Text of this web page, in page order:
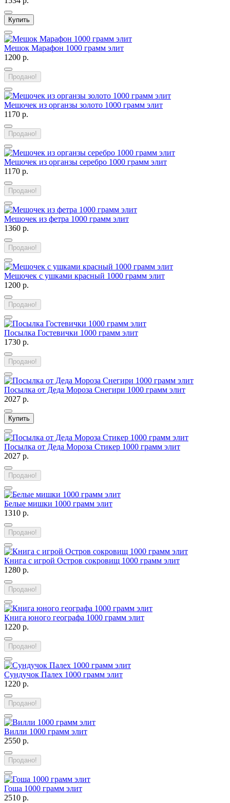
Купить
Мешок Марафон 1000 грамм элит
1200 р.
Продано!
Мешочек из органзы золото 1000 грамм элит
1170 р.
Продано!
Мешочек из органзы серебро 1000 грамм элит
1170 р.
Продано!
Мешочек из фетра 1000 грамм элит
1360 р.
Продано!
Мешочек с ушками красный 1000 грамм элит
1200 р.
Продано!
Посылка Гостевички 1000 грамм элит
1730 р.
Продано!
Посылка от Деда Мороза Снегири 1000 грамм элит
2027 р.
Купить
Посылка от Деда Мороза Стикер 1000 грамм элит
2027 р.
Продано!
Белые мишки 1000 грамм элит
1310 р.
Продано!
Книга с игрой Остров сокровищ 1000 грамм элит
1280 р.
Продано!
Книга юного географа 1000 грамм элит
1220 р.
Продано!
Сундучок Палех 1000 грамм элит
1220 р.
Продано!
Вилли 1000 грамм элит
2550 р.
Продано!
Гоша 1000 грамм элит
2510 р.